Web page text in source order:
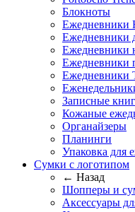
Блокноты
Ежедневники
Ежедневники
Ежедневники
Ежедневники
Записные
Кожаные
Органайзеры
Планинги
Упаковка для
Сумки с логотипом
← Назад
Шопперы и
Аксессуары